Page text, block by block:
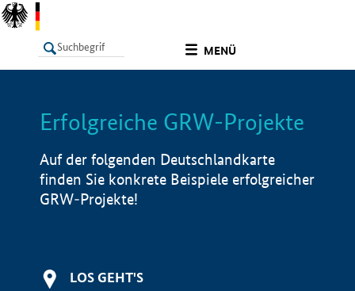
MENÜ
LISTE Info
Erfolgreiche GRW-Projekte
Auf der folgenden Deutschlandkarte
finden Sie konkrete Beispiele erfolgreicher
GRW-Projekte!
LOS GEHT'S